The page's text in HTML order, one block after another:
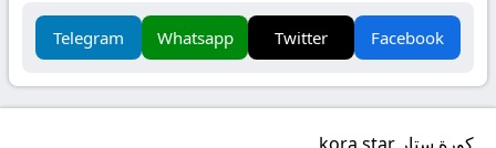
Facebook
Twitter
Whatsapp
Telegram